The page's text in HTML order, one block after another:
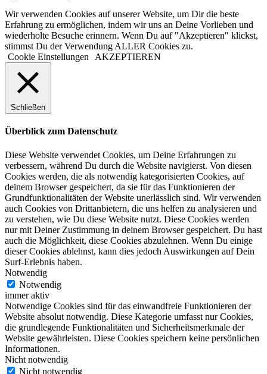
Wir verwenden Cookies auf unserer Website, um Dir die beste
Erfahrung zu ermöglichen, indem wir uns an Deine Vorlieben und
wiederholte Besuche erinnern. Wenn Du auf "Akzeptieren" klickst,
stimmst Du der Verwendung ALLER Cookies zu.
Cookie Einstellungen
AKZEPTIEREN
Schließen
Überblick zum Datenschutz
Diese Website verwendet Cookies, um Deine Erfahrungen zu
verbessern, während Du durch die Website navigierst. Von diesen
Cookies werden, die als notwendig kategorisierten Cookies, auf
deinem Browser gespeichert, da sie für das Funktionieren der
Grundfunktionalitäten der Website unerlässlich sind. Wir verwenden
auch Cookies von Drittanbietern, die uns helfen zu analysieren und
zu verstehen, wie Du diese Website nutzt. Diese Cookies werden
nur mit Deiner Zustimmung in deinem Browser gespeichert. Du hast
auch die Möglichkeit, diese Cookies abzulehnen. Wenn Du einige
dieser Cookies ablehnst, kann dies jedoch Auswirkungen auf Dein
Surf-Erlebnis haben.
Notwendig
Notwendig
immer aktiv
Notwendige Cookies sind für das einwandfreie Funktionieren der
Website absolut notwendig. Diese Kategorie umfasst nur Cookies,
die grundlegende Funktionalitäten und Sicherheitsmerkmale der
Website gewährleisten. Diese Cookies speichern keine persönlichen
Informationen.
Nicht notwendig
Nicht notwendig